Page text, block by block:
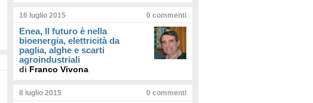
16 luglio 2015 0 commenti
Enea, Il futuro è nella
bioenergia, elettricità da
paglia, alghe e scarti
agroindustriali
di Franco Vivona
8 luglio 2015 0 commenti